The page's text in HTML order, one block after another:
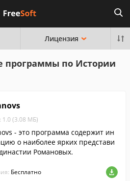
Лицензия
программы по Истории
1.0 (3.08 МБ)
- это программа содержит ин
о наиболее ярких представи
Романовых.
Бесплатно